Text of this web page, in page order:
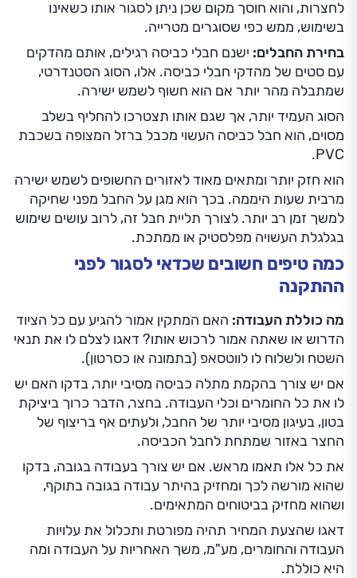
לחצרות, והוא חוסך מקום שכן ניתן לסגור אותו כשאינו
בשימוש, ממש כפי שסוגרים מטרייה.
בחירת החבלים: ישנם חבלי כביסה רגילים, אותם מהדקים
עם סטים של מהדקי חבלי כביסה. אלו, הסוג הסטנדרטי,
שמתבלה מהר יותר אם הוא חשוף לשמש ישירה.
הסוג העמיד יותר, אך שגם אותו תצטרכו להחליף בשלב
מסוים, הוא חבל כביסה העשוי מכבל ברזל המצופה בשכבת
PVC.
הוא חזק יותר ומתאים מאוד לאזורים החשופים לשמש ישירה
מרבית שעות היממה. בכך הוא מגן על החבל מפני שחיקה
למשך זמן רב יותר. לצורך תליית חבל זה, לרוב עושים שימוש
בגלגלת העשויה מפלסטיק או ממתכת.
כמה טיפים חשובים שכדאי לסגור לפני
ההתקנה
מה כוללת העבודה: האם המתקין אמור להגיע עם כל הציוד
הדרוש או שאתה אמור לרכוש אותו? דאגו לצלם לו את תנאי
השטח ולשלוח לו לווטסאפ (בתמונה או כסרטון).
אם יש צורך בהקמת מתלה כביסה מסיבי יותר, בדקו האם יש
לו את כל החומרים וכלי העבודה. בחצר, הדבר כרוך ביציקת
בטון, בעיגון מסיבי יותר של החבל, ולעתים אף בריצוף של
החצר באזור שמתחת לחבל הכביסה.
את כל אלו תאמו מראש. אם יש צורך בעבודה בגובה, בדקו
שהוא מורשה לכך ומחזיק בהיתר עבודה בגובה בתוקף,
ושהוא מחזיק בביטוחים המתאימים.
דאגו שהצעת המחיר תהיה מפורטת ותכלול את עלויות
העבודה והחומרים, מע"מ, משך האחריות על העבודה ומה
היא כוללת.